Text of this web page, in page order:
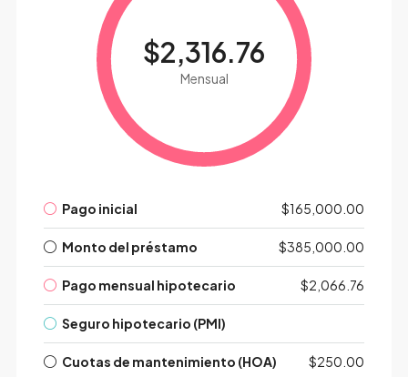
$2,316.76
Mensual
Pago inicial $165,000.00
Monto del préstamo $385,000.00
Pago mensual hipotecario $2,066.76
Seguro hipotecario (PMI)
Cuotas de mantenimiento (HOA) $250.00